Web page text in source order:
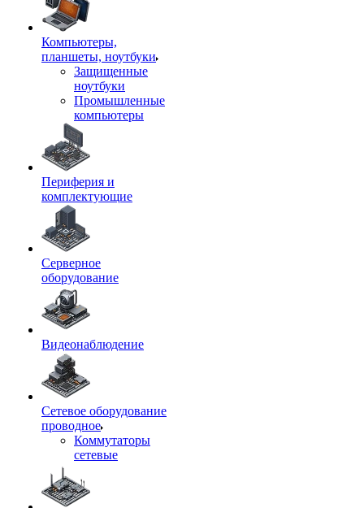
Компьютеры,
планшеты, ноутбуки
Защищенные
ноутбуки
Промышленные
компьютеры
Периферия и
комплектующие
Серверное
оборудование
Видеонаблюдение
Сетевое оборудование
проводное
Коммутаторы
сетевые